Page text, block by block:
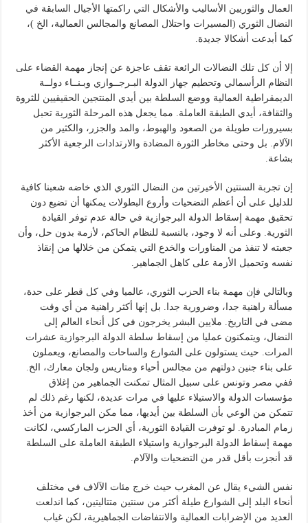
العمال والثوريين الأساليب والأشكال التي راكمتها الأجيال السابقة في
النضال الثوري (المسيرات واحتلال المصانع والمجالس العمالية، الخ )،
كما أبدعت أشكالا جديدة.
إلا أن كل تلك النضالات الرائعة تقف عاجزة عن إنجاز مهمة القضاء على
النظام الرأسمالي وتحطيم جهاز الدولة البـرجــوازي وبـنــاء دولــة
الديمقراطية العمالية ووضع السلطة بين أيدي المنتجين الحقيقيين للثروة
والثقافة، أيدي الطبقة العاملة. مما يجعل هذه المرحلة الثورية تحبل
بسيرورات طويلة من الصعود والهبوط، والمد والجزر، والكثير من
الآلام. بل وحتى مخاطر الثورة المضادة والارتدادات الرجعية الأكثر
بشاعة.
إن تجربة السنتين الأخيرتين من النضال الثوري الذي خاضه شعبنا كافية
للدليل على أن أعظم التضحيات وأروع البطولات يمكنها أن تضيع دون
تحقيق مهمة إسقاط الدولة البرجوازية في حالة عدم توفر القيادة
الثورية. وعلى أنه لا وجود، بالنسبة للنظام الحاكم، لأزمة بدون حل، وأن
جعبته لا تنفذ من المناورات والخدع التي يتمكن من خلالها من إنقاذ
نفسه وتحميل الأزمة على كاهل الجماهير.
وبالتالي فإن مهمة بناء الحزب الثوري، عالميا وفي كل قطر على حدة،
مسألة راهنية جدا، وضرورية جدا. بل إنها أكثر راهنية من أي وقت
مضى في التاريخ. ملايين البشر يخرجون في كل أنحاء العالم إلى
النضال، ويتمكنون عمليا من إسقاط سلطة الدولة البرجوازية عشرات
المرات. حيث يستولون على الشوارع والساحات والمصانع، ويعملون
على بناء جنين دولتهم من مجالس أحياء ومتاريس ولجان معارك، الخ.
ففي مصر وتونس على سبيل المثال تمكنت الجماهير من إغلاق
مؤسسات الدولة والاستيلاء عليها في مرات عديدة، لكنها رغم ذلك لم
تتمكن من الوعي بأن السلطة بين أيديها، مما مكن البرجوازية من أخذ
زمام المبادرة. لو توفرت القيادة الثورية، أي الحزب الماركسي، لكانت
مهمة إسقاط الدولة البرجوازية واستيلاء الطبقة العاملة على السلطة
قد أنجزت بأقل قدر من التضحيات والآلام.
نفس الشيء يقال عن المغرب حيث خرج مئات الآلاف في مختلف
أنحاء البلد إلى الشوارع طيلة أكثر من سنتين متتاليتين، كما اندلعت
العديد من الإضرابات العمالية والانتفاضات الجماهيرية، لكن غياب